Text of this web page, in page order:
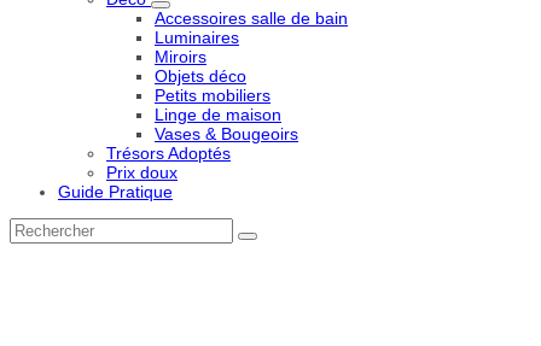
Accessoires salle de bain
Luminaires
Miroirs
Objets déco
Petits mobiliers
Linge de maison
Vases & Bougeoirs
Trésors Adoptés
Prix doux
Guide Pratique
Rechercher
Envoyer